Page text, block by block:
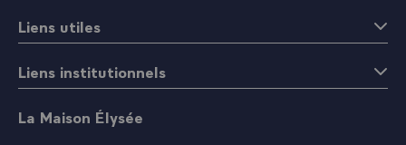
Liens utiles
Liens institutionnels
La Maison Élysée